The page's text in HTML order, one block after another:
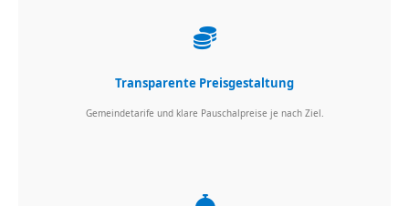
Transparente Preisgestaltung
Gemeindetarife und klare Pauschalpreise je nach Ziel.